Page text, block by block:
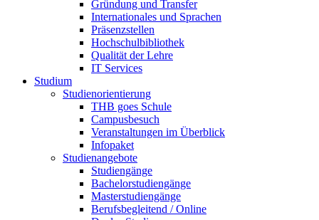
Gründung und Transfer
Internationales und Sprachen
Präsenzstellen
Hochschulbibliothek
Qualität der Lehre
IT Services
Studium
Studienorientierung
THB goes Schule
Campusbesuch
Veranstaltungen im Überblick
Infopaket
Studienangebote
Studiengänge
Bachelorstudiengänge
Masterstudiengänge
Berufsbegleitend / Online